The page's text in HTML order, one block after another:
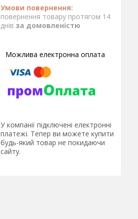
повернення товару протягом 14
днів за домовленістю
У компанії підключені електронні
платежі. Тепер ви можете купити
будь-який товар не покидаючи
сайту.